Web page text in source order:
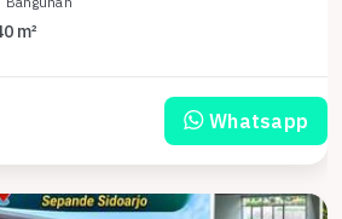
m²
Whatsapp